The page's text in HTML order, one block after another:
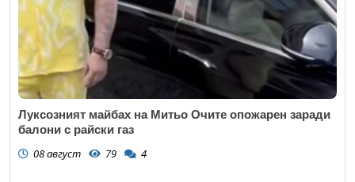
Луксозният майбах на Митьо Очите опожарен заради
балони с райски газ
08 август 79 4